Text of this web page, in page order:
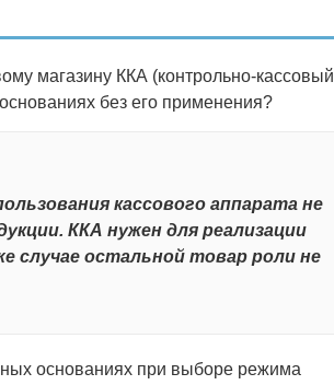
магазину ККА (контрольно-кассовый
без его применения?
кассового аппарата не
ККА нужен для реализации
случае остальной товар роли не
основаниях при выборе режима